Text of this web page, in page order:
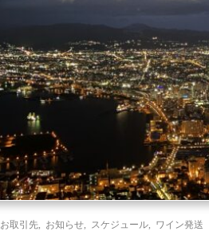
お取引先 お知らせ スケジュール ワイン発送